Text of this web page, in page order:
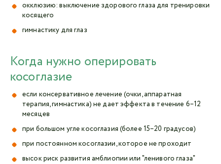
окклюзию: выключение здорового глаза для тренировки
косящего
гимнастику для глаз
Когда нужно оперировать
косоглазие
если консервативное лечение (очки, аппаратная
терапия, гимнастика) не дает эффекта в течение 6–12
месяцев
при большом угле косоглазия (более 15–20 градусов)
при постоянном косоглазии, которое не проходит
высок риск развития амблиопии или "ленивого глаза"